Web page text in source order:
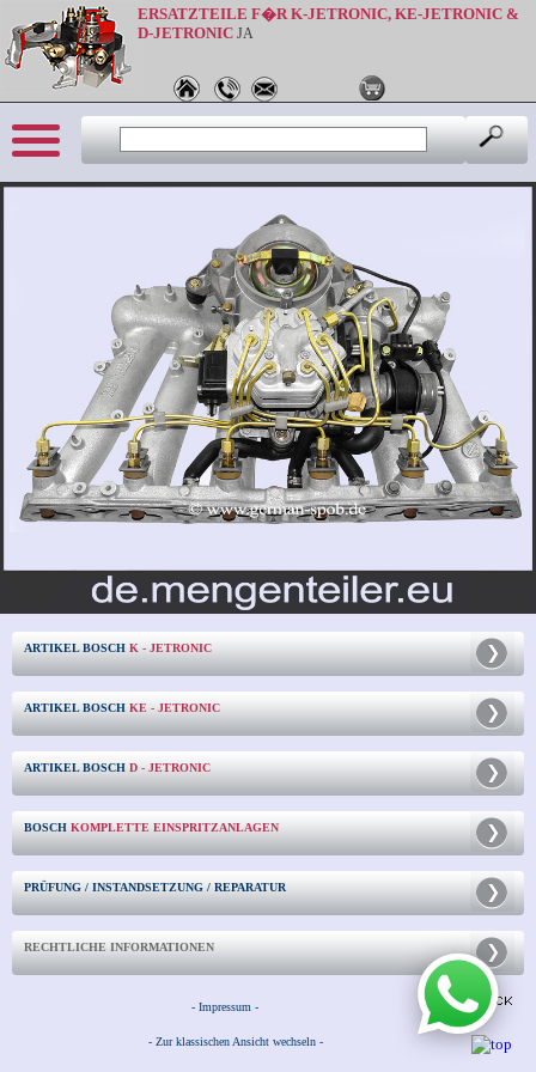
ERSATZTEILE F�R K-JETRONIC, KE-JETRONIC &
D-JETRONIC JA
ARTIKEL BOSCH K - JETRONIC
ARTIKEL BOSCH KE - JETRONIC
ARTIKEL BOSCH D - JETRONIC
BOSCH KOMPLETTE EINSPRITZANLAGEN
PRÜFUNG / INSTANDSETZUNG / REPARATUR
RECHTLICHE INFORMATIONEN
- Impressum -
- Zur klassischen Ansicht wechseln -
Sprache: de